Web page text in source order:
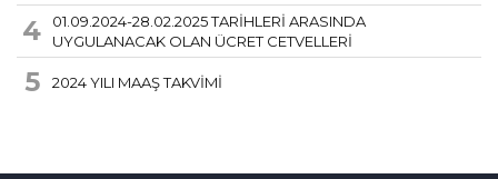
4
01.09.2024-28.02.2025 TARİHLERİ ARASINDA
UYGULANACAK OLAN ÜCRET CETVELLERİ
5 2024 YILI MAAŞ TAKVİMİ